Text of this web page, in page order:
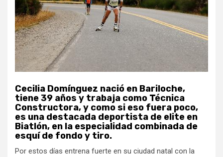
Cecilia Domínguez nació en Bariloche,
tiene 39 años y trabaja como Técnica
Constructora, y como si eso fuera poco,
es una destacada deportista de elite en
Biatlón, en la especialidad combinada de
esquí de fondo y tiro.
Por estos días entrena fuerte en su ciudad natal con la